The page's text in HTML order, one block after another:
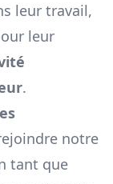
leur travail,
leur
.
notre
tant que